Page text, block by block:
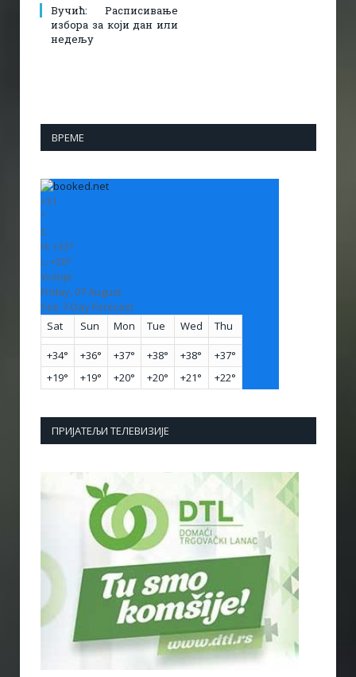
Вучић: Расписивање
избора за који дан или
недељу
ВРЕМЕ
+31
°
C
H: +33°
L: +20°
Vranje
Friday, 07 August
See 7-Day Forecast
Sat
Sun Mon Tue Wed Thu
+34° +36° +37° +38° +38° +37°
+19° +19° +20° +20° +21° +22°
ПРИЈАТЕЉИ ТЕЛЕВИЗИЈЕ